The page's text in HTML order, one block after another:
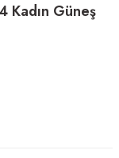
Kadın Güneş